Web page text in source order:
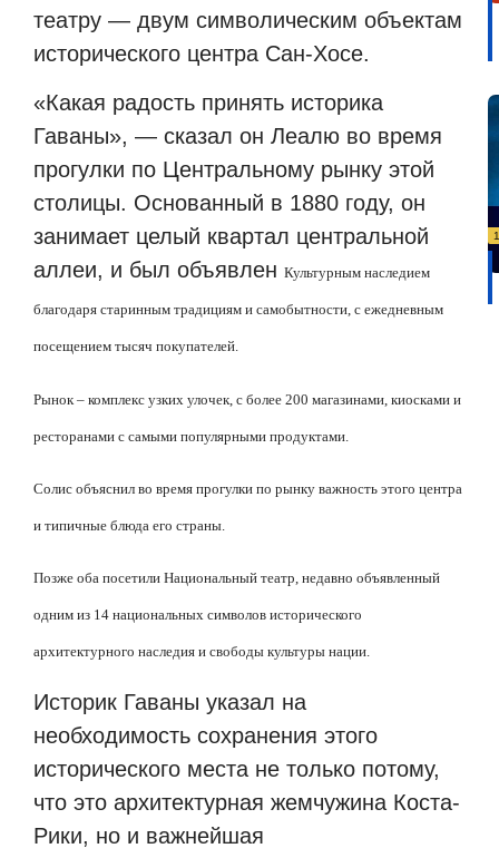
театру — двум символическим объектам
исторического центра Сан-Хосе.
«Какая радость принять историка
Гаваны», — сказал он Леалю во время
прогулки по Центральному рынку этой
столицы. Основанный в 1880 году, он
занимает целый квартал центральной
аллеи, и был объявлен Культурным наследием
благодаря старинным традициям и самобытности, с ежедневным
посещением тысяч покупателей.
Рынок – комплекс узких улочек, с более 200 магазинами, киосками и
ресторанами с самыми популярными продуктами.
Солис объяснил во время прогулки по рынку важность этого центра
и типичные блюда его страны.
Позже оба посетили Национальный театр, недавно объявленный
одним из 14 национальных символов исторического
архитектурного наследия и свободы культуры нации.
Историк Гаваны указал на
необходимость сохранения этого
исторического места не только потому,
что это архитектурная жемчужина Коста-
Рики, но и важнейшая